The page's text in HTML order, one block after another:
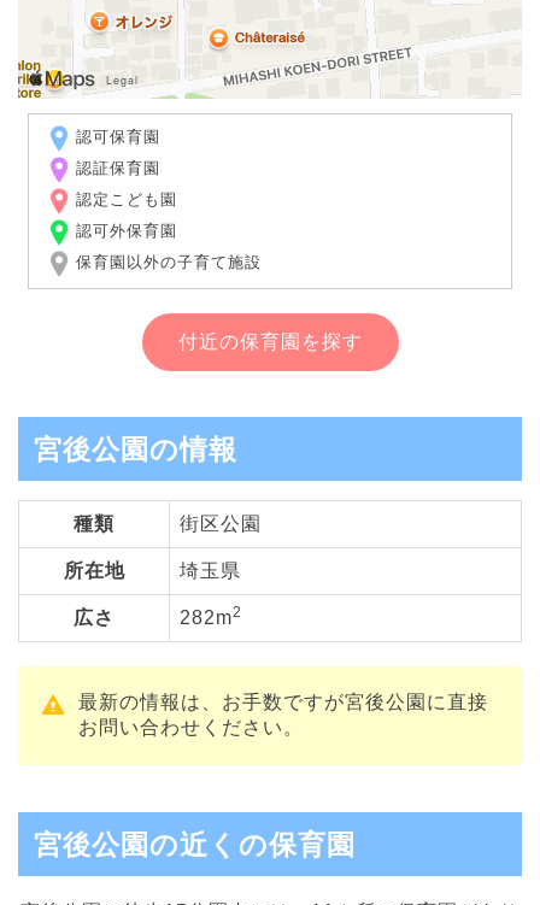
認可保育園
認証保育園
認定こども園
認可外保育園
保育園以外の子育て施設
付近の保育園を探す
宮後公園の情報
種類 街区公園
所在地 埼玉県
広さ 282m2
最新の情報は、お手数ですが宮後公園に直接
お問い合わせください。
宮後公園の近くの保育園